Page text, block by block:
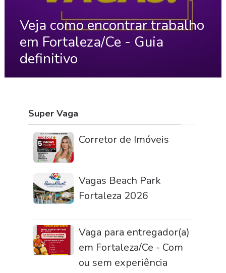
Veja como encontrar trabalho
em Fortaleza/Ce - Guia
definitivo
Super Vaga
Corretor de Imóveis
Vagas Beach Park
Fortaleza 2026
Vaga para entregador(a)
em Fortaleza/Ce - Com
ou sem experiência